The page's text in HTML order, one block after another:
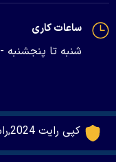
ساعات کاری
شنبه تا پنجشنبه - 9 صبح تا 5 بعدازظهر
کپی رایت 2024,راسانو. تمامی حقوق سایت محفوظ است.